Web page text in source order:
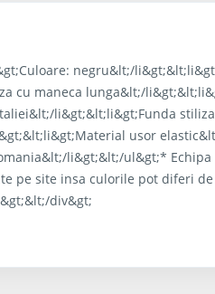
negru&lt;/
cu maneca lunga&lt;/
li&gt;&lt;li&gt;Funda
usor
li&gt;&lt;/ul&gt;*
pe site insa culorile pot diferi
div&gt;